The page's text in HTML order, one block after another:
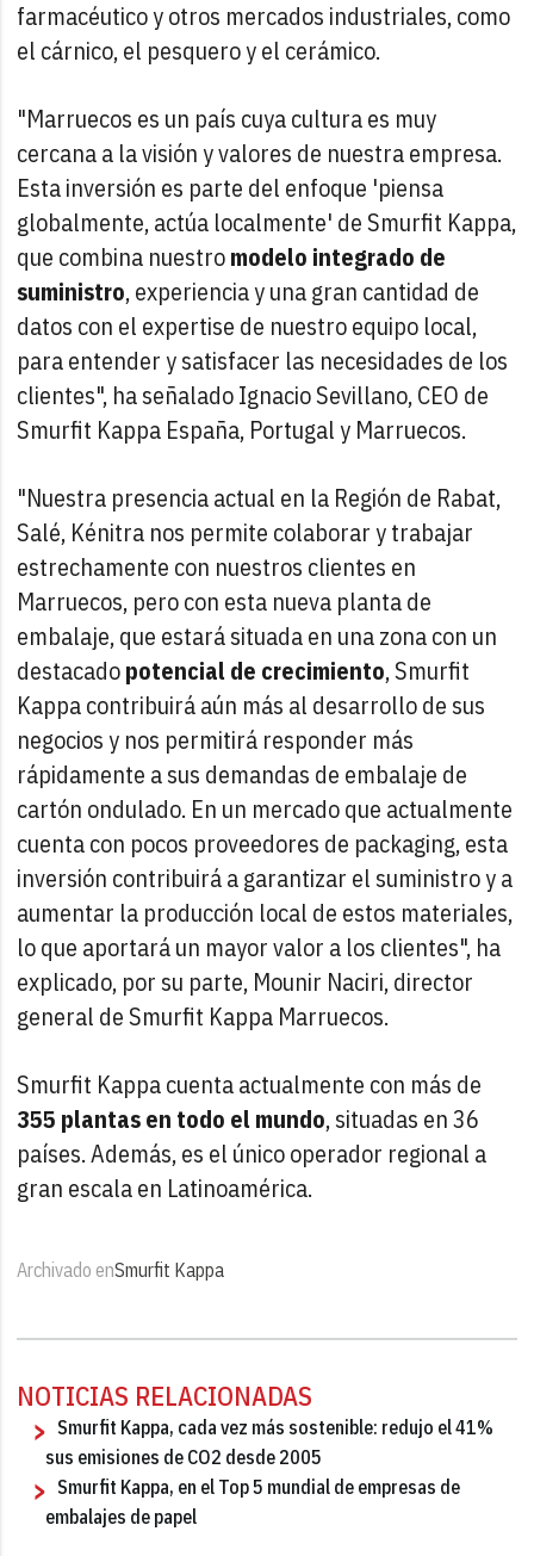
farmacéutico y otros mercados industriales, como
el cárnico, el pesquero y el cerámico.
"Marruecos es un país cuya cultura es muy
cercana a la visión y valores de nuestra empresa.
Esta inversión es parte del enfoque 'piensa
globalmente, actúa localmente' de Smurfit Kappa,
que combina nuestromodelo integrado de
suministro, experiencia y una gran cantidad de
datos con el expertise de nuestro equipo local,
para entender y satisfacer las necesidades de los
clientes", ha señalado Ignacio Sevillano, CEO de
Smurfit Kappa España, Portugal y Marruecos.
"Nuestra presencia actual en la Región de Rabat,
Salé, Kénitra nos permite colaborar y trabajar
estrechamente con nuestros clientes en
Marruecos, pero con esta nueva planta de
embalaje, que estará situada en una zona con un
destacadopotencial de crecimiento, Smurfit
Kappa contribuirá aún más al desarrollo de sus
negocios y nos permitirá responder más
rápidamente a sus demandas de embalaje de
cartón ondulado. En un mercado que actualmente
cuenta con pocos proveedores de packaging, esta
inversión contribuirá a garantizar el suministro y a
aumentar la producción local de estos materiales,
lo que aportará un mayor valor a los clientes", ha
explicado, por su parte, Mounir Naciri, director
general de Smurfit Kappa Marruecos.
Smurfit Kappa cuenta actualmente con más de
355 plantas en todo el mundo, situadas en 36
países. Además, es el único operador regional a
gran escala en Latinoamérica.
Archivado enSmurfit Kappa
NOTICIAS RELACIONADAS
Smurfit Kappa, cada vez más sostenible: redujo el 41%
sus emisiones de CO2 desde 2005
Smurfit Kappa, en el Top 5 mundial de empresas de
embalajes de papel